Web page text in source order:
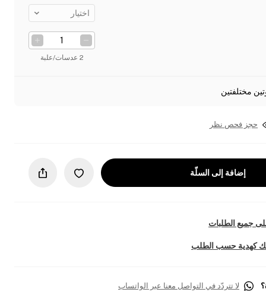
اختيار
2 عدسات/علبة
مختلفتين
حجز فحص نظر
إضافة إلى السلّة
جميع الطلبات
كهدية حسب الطلب
لا تتردّد في التواصل معنا عبر الواتساب